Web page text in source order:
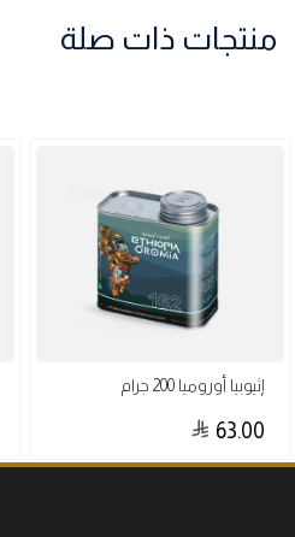
منتجات ذات صلة
إثيوبيا أوروميا 200 جرام
63.00